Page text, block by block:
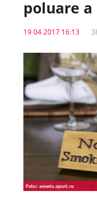
Tuberculoza Info
Centrul PAS
Școala E-Sănătate
SanoTeca
poluare a
19 04 2017 16:13